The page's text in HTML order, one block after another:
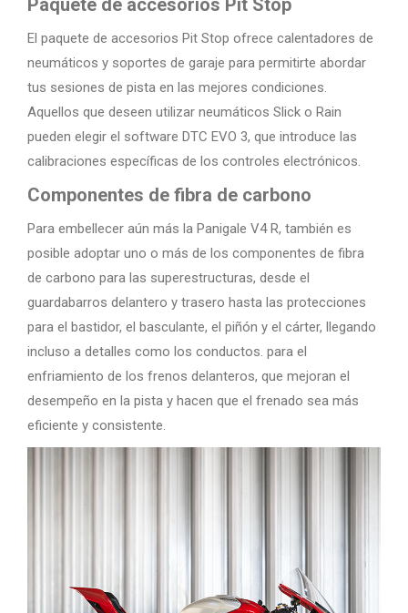
Paquete de accesorios Pit Stop
El paquete de accesorios Pit Stop ofrece calentadores de
neumáticos y soportes de garaje para permitirte abordar
tus sesiones de pista en las mejores condiciones.
Aquellos que deseen utilizar neumáticos Slick o Rain
pueden elegir el software DTC EVO 3, que introduce las
calibraciones específicas de los controles electrónicos.
Componentes de fibra de carbono
Para embellecer aún más la Panigale V4 R, también es
posible adoptar uno o más de los componentes de fibra
de carbono para las superestructuras, desde el
guardabarros delantero y trasero hasta las protecciones
para el bastidor, el basculante, el piñón y el cárter, llegando
incluso a detalles como los conductos. para el
enfriamiento de los frenos delanteros, que mejoran el
desempeño en la pista y hacen que el frenado sea más
eficiente y consistente.